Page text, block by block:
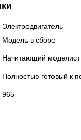
Электродвигатель
Модель в сборе
Начитающий моделист
Полностью готовый к
965